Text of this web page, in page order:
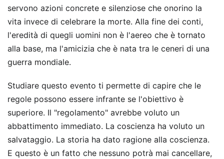
servono azioni concrete e silenziose che onorino la
vita invece di celebrare la morte. Alla fine dei conti,
l'eredità di quegli uomini non è l'aereo che è tornato
alla base, ma l'amicizia che è nata tra le ceneri di una
guerra mondiale.
Studiare questo evento ti permette di capire che le
regole possono essere infrante se l'obiettivo è
superiore. Il "regolamento" avrebbe voluto un
abbattimento immediato. La coscienza ha voluto un
salvataggio. La storia ha dato ragione alla coscienza.
E questo è un fatto che nessuno potrà mai cancellare,